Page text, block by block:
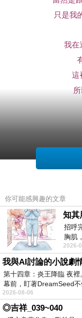
只是我
我在
這
現在回
我曾
你可能感興趣的文章
知其
招呼
胸肌
視線
2026-
我與AI討論的小說劇
第十四章：炎王降臨 夜
幕前，盯著DreamSeed
2026-08-06
◎吉祥_039~040